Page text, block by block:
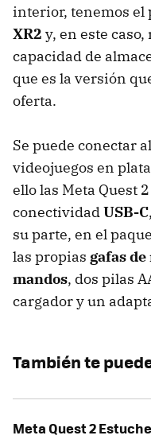
interior, tenemos el
XR2 y, en este
capacidad de
que es la versión
oferta.
Se puede conectar
videojuegos en
ello las Meta Quest
conectividadUSB-C,
su parte, en el
las propias gafas
mandos, dos pilas
cargador y un
También te
Meta Quest 2 Estuche